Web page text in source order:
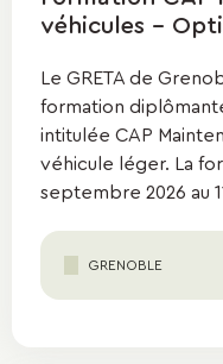
véhicules -
Le GRETA de
formation
intitulée CAP
véhicule léger. La
septembre 2026 au
GRENOBLE